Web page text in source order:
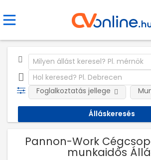
Foglalkoztatás jellege
Pannon-Work
munkaidős